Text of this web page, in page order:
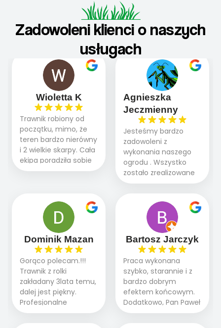
Zadowoleni klienci o naszych
usługach
Wioletta K
Trawnik robiony od
początku, mimo, że
teren bardzo nierówny
i 2 wielkie skarpy. Cała
ekipa poradziła sobie
WSPANIALE od
panowie wiedzą co
robią. Wszystko poszło
sprawnie i szybko.
Doradztwo w
pielęgnacji trawnika
teraz i na późniejszym
etapie jest dużym
plusem. Teraz razem
z dzieckiem i małym
pieskiem cieszymy się
pięknym trawnikiem :)
A trawa robi efekt
Agnieszka
Jeczmienny
Jesteśmy bardzo
zadowoleni z
wykonania naszego
ogrodu . Wszystko
zostało zrealizowane
fachowo, rzetelnie i
oczekiwaniami. Prace
przebiegały sprawnie
dzięki temu,że firma
działa kompleksowo :
ogrodnictwo,nawodnienie,
brukarstwo.Efekt
końcowy przerósł
nasze oczekiwania.
Polecamy tę firmę
wszystkim , którzy
marzą o pięknym
Dominik Mazan
Gorąco polecam.!!!
Trawnik z rolki
zakładany 3lata temu,
dalej jest piękny.
Profesjonalne
podejście do pracy,
Bartosz Jarczyk
Praca wykonana
szybko, starannie i z
bardzo dobrym
efektem końcowym.
Dodatkowo, Pan Paweł
chętnie udziela porad